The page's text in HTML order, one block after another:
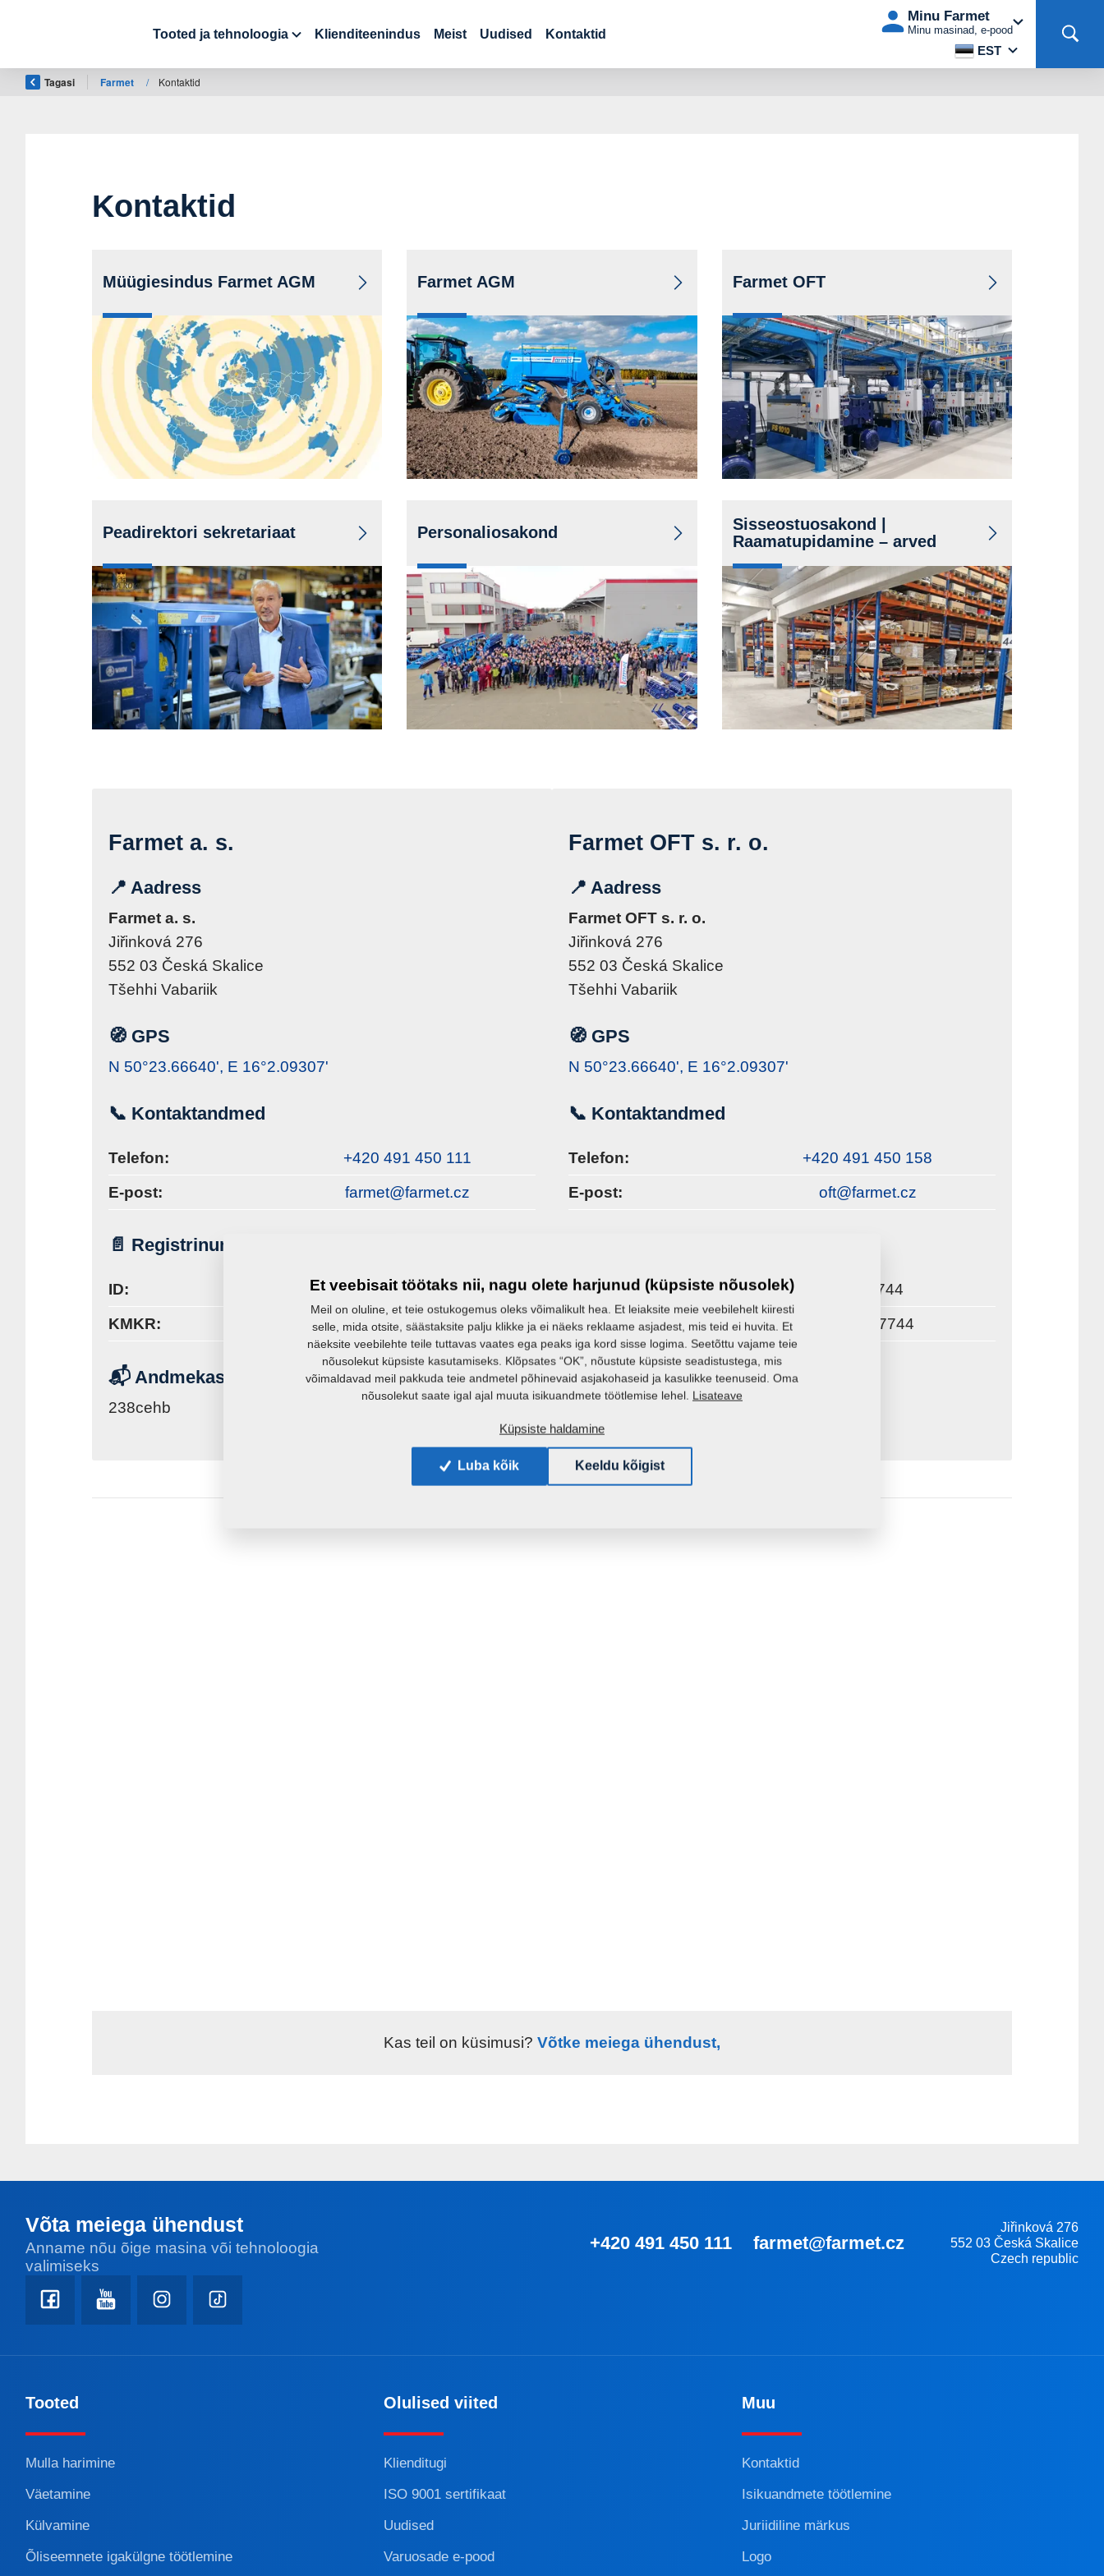
Tooted ja tehnoloogia Klienditeenindus Meist Uudised
Kontaktid
EST
Minu Farmet
Minu masinad, e-pood
Tagasi Farmet / Kontaktid
Kontaktid
Müügiesindus Farmet AGM Farmet AGM Farmet OFT
Peadirektori sekretariaat Personaliosakond
Sisseostuosakond |
Raamatupidamine – arved
Farmet a. s.
📍 Aadress
Farmet a. s.
Jiřinková 276
552 03 Česká Skalice
Tšehhi Vabariik
🧭 GPS
N 50°23.66640', E 16°2.09307'
📞 Kontaktandmed
Telefon:
+420 491 450 111
E-post:
farmet@farmet.cz
📄 Registrinumbrid
ID:
46504931
KMKR:
CZ46504931
📬 Andmekast
238cehb
Farmet OFT s. r. o.
📍 Aadress
Farmet OFT s. r. o.
Jiřinková 276
552 03 Česká Skalice
Tšehhi Vabariik
🧭 GPS
N 50°23.66640', E 16°2.09307'
📞 Kontaktandmed
Telefon:
+420 491 450 158
E-post:
oft@farmet.cz
ID:
46507744
KMKR:
CZ46507744
📬 Andmehoidla
Kas teil on küsimusi? Võtke meiega ühendust,
Võta meiega ühendust
Anname nõu õige masina või tehnoloogia
valimiseks
+420 491 450 111 farmet@farmet.cz
Jiřinková 276
552 03 Česká Skalice
Czech republic
Tooted
Mulla harimine
Väetamine
Külvamine
Õliseemnete igakülgne töötlemine
Olulised viited
Klienditugi
ISO 9001 sertifikaat
Uudised
Varuosade e-pood
Muu
Kontaktid
Isikuandmete töötlemine
Juriidiline märkus
Logo
Et veebisait töötaks nii, nagu olete harjunud (küpsiste nõusolek)
Meil on oluline, et teie ostukogemus oleks võimalikult hea. Et leiaksite meie veebilehelt kiiresti
selle, mida otsite, säästaksite palju klikke ja ei näeks reklaame asjadest, mis teid ei huvita. Et
näeksite veebilehte teile tuttavas vaates ega peaks iga kord sisse logima. Seetõttu vajame teie
nõusolekut küpsiste kasutamiseks. Klõpsates “OK”, nõustute küpsiste seadistustega, mis
võimaldavad meil pakkuda teie andmetel põhinevaid asjakohaseid ja kasulikke teenuseid. Oma
nõusolekut saate igal ajal muuta isikuandmete töötlemise lehel. Lisateave
Küpsiste haldamine
Luba kõik Keeldu kõigist